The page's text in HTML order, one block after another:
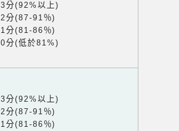
3分(92%以上)
2分(87-91％)
1分(81-86％)
0分(低於81%)
3分(92%以上)
2分(87-91％)
1分(81-86％)